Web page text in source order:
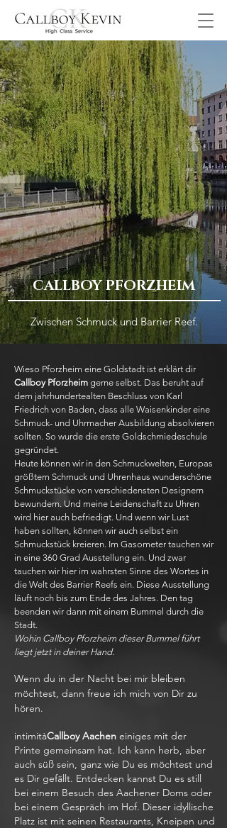
CALLBOY PFORZHEIM
Zwischen Schmuck und Barrier Reef.
Wieso Pforzheim eine Goldstadt ist erklärt dir
Callboy Pforzheim gerne selbst. Das beruht auf
dem jahrhundertealten Beschluss von Karl
Friedrich von Baden, dass alle Waisenkinder eine
Schmuck- und Uhrmacher Ausbildung absolvieren
sollten. So wurde die erste Goldschmiedeschule
gegründet.
Heute können wir in den Schmuckwelten, Europas
größtem Schmuck und Uhrenhaus wunderschöne
Schmuckstücke von verschiedensten Designern
bewundern. Und meine Leidenschaft zu Uhren
wird hier auch befriedigt. Und wenn wir Lust
haben sollten, können wir auch selbst ein
Schmuckstück kreieren. Im Gasometer tauchen wir
in eine 360 Grad Ausstellung ein. Und zwar
tauchen wir hier im wahrsten Sinne des Wortes in
die Welt des Barrier Reefs ein. Diese Ausstellung
läuft noch bis zum Ende des Jahres. Den tag
beenden wir dann mit einem Bummel durch die
Stadt.
Wohin Callboy Pforzheim dieser Bummel führt
liegt jetzt in deiner Hand.
Wenn du in der Nacht bei mir bleiben
möchtest, dann freue ich mich von Dir zu
hören.
intimitàCallboy Aachen einiges mit der
Printe gemeinsam hat. Ich kann herb, aber
auch süß sein, ganz wie Du es möchtest und
es Dir gefällt. Entdecken kannst Du es still
bei einem Besuch des Aachener Doms oder
bei einem Gespräch im Hof. Dieser idyllische
Platz ist mit seinen Restaurants, Kneipen und